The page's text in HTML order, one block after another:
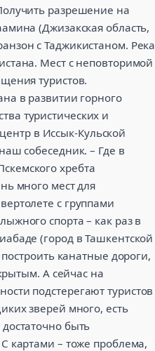
разрешение на
(Джизакская область,
с Таджикистаном. Река
Мест с неповторимой
туристов.
в развитии горного
туристических и
в Иссык-Кульской
собеседник. – Где в
хребта
много мест для
с группами
спорта – как раз в
(город в Ташкентской
канатные дороги,
А сейчас на
подстерегают туристов
зверей много, есть
быть
картами – тоже проблема,